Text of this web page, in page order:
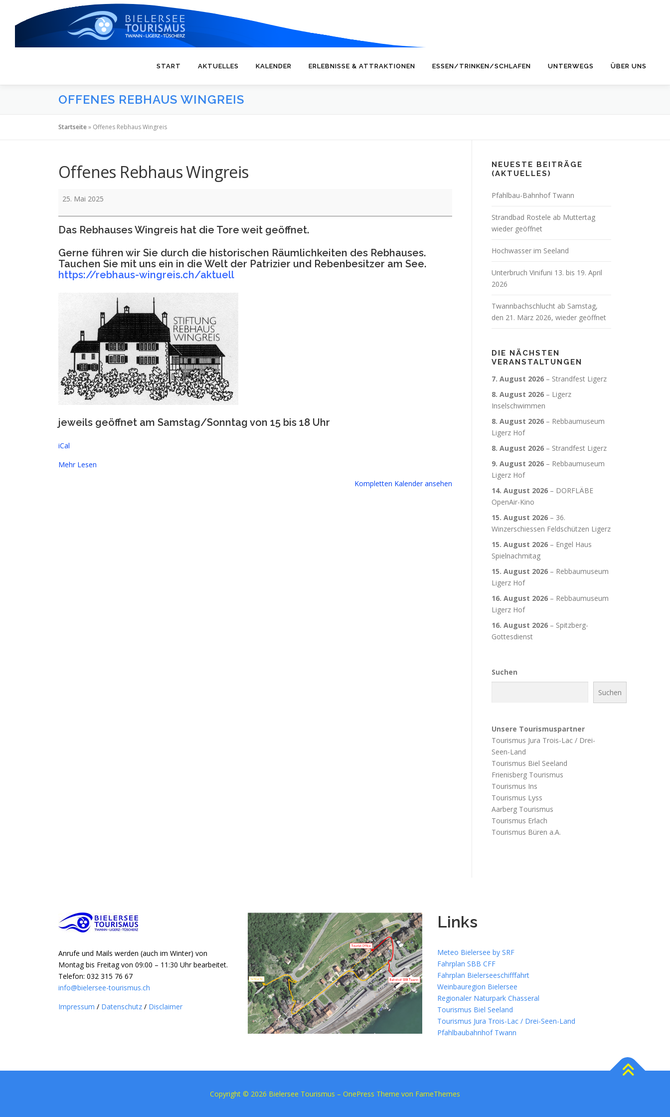
springen
START AKTUELLES KALENDER ERLEBNISSE & ATTRAKTIONEN ESSEN/TRINKEN/SCHLAFEN UNTERWEGS ÜBER UNS
OFFENES REBHAUS WINGREIS
Startseite» Offenes Rebhaus Wingreis
Offenes Rebhaus Wingreis
Offenes
Wingreis
25. Mai 2025
Das Rebhauses Wingreis hat die Tore weit geöffnet.
Gerne führen wir Sie durch die historischen Räumlichkeiten des Rebhauses.
Tauchen Sie mit uns ein in die Welt der Patrizier und Rebenbesitzer am See.
https://rebhaus-wingreis.ch/aktuell
jeweils geöffnet am Samstag/Sonntag von 15 bis 18 Uhr
iCal
Mehr Lesen
Kompletten Kalender ansehen
NEUESTE BEITRÄGE
(AKTUELLES)
Pfahlbau-Bahnhof Twann
Strandbad Rostele ab Muttertag
wieder geöffnet
Hochwasser im Seeland
Unterbruch Vinifuni 13. bis 19. April
2026
Twannbachschlucht ab Samstag,
den 21. März 2026, wieder geöffnet
DIE NÄCHSTEN
VERANSTALTUNGEN
7. August 2026 – Strandfest Ligerz
8. August 2026 – Ligerz
Inselschwimmen
8. August 2026 – Rebbaumuseum
Ligerz Hof
8. August 2026 – Strandfest Ligerz
9. August 2026 – Rebbaumuseum
Ligerz Hof
14. August 2026 – DORFLÄBE
OpenAir-Kino
15. August 2026 – 36.
Winzerschiessen Feldschützen Ligerz
15. August 2026 – Engel Haus
Spielnachmitag
15. August 2026 – Rebbaumuseum
Ligerz Hof
16. August 2026 – Rebbaumuseum
Ligerz Hof
16. August 2026 – Spitzberg-
Gottesdienst
Suchen
Suchen
Unsere Tourismuspartner
Tourismus Jura Trois-Lac / Drei-
Seen-Land
Tourismus Biel Seeland
Frienisberg Tourismus
Tourismus Ins
Tourismus Lyss
Aarberg Tourismus
Tourismus Erlach
Tourismus Büren a.A.
Anrufe und Mails werden (auch im Winter) von
Montag bis Freitag von 09:00 – 11:30 Uhr bearbeitet.
Telefon: 032 315 76 67
info@bielersee-tourismus.ch
Impressum / Datenschutz / Disclaimer
Links
Meteo Bielersee by SRF
Fahrplan SBB CFF
Fahrplan Bielerseeschifffahrt
Weinbauregion Bielersee
Regionaler Naturpark Chasseral
Tourismus Biel Seeland
Tourismus Jura Trois-Lac / Drei-Seen-Land
Pfahlbaubahnhof Twann
Copyright © 2026 Bielersee Tourismus – OnePress Theme von FameThemes